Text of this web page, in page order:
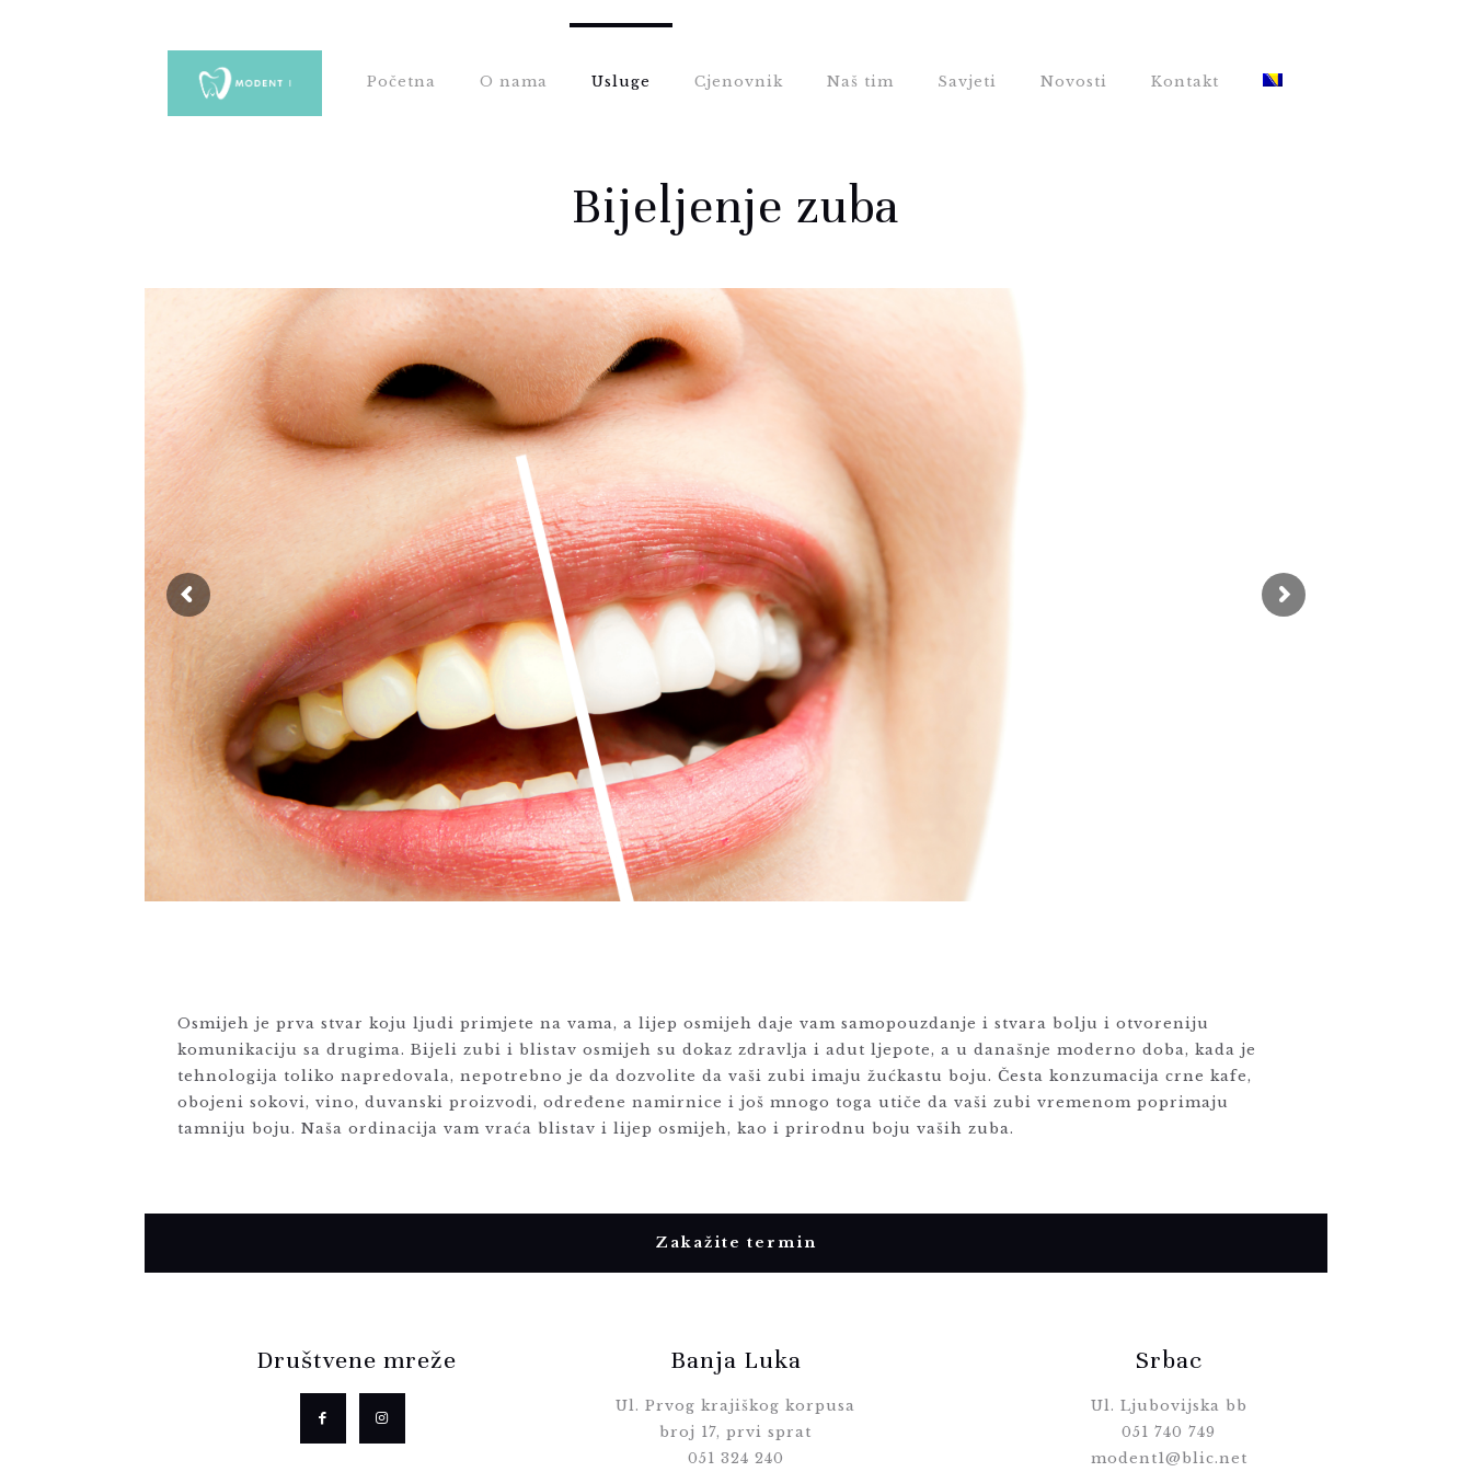
Početna O nama Usluge Cjenovnik Naš tim Savjeti Novosti Kontakt
Bijeljenje zuba
Osmijeh je prva stvar koju ljudi primjete na vama, a lijep osmijeh daje vam samopouzdanje i stvara bolju i otvoreniju
komunikaciju sa drugima. Bijeli zubi i blistav osmijeh su dokaz zdravlja i adut ljepote, a u današnje moderno doba, kada je
tehnologija toliko napredovala, nepotrebno je da dozvolite da vaši zubi imaju žućkastu boju. Česta konzumacija crne kafe,
obojeni sokovi, vino, duvanski proizvodi, određene namirnice i još mnogo toga utiče da vaši zubi vremenom poprimaju
tamniju boju. Naša ordinacija vam vraća blistav i lijep osmijeh, kao i prirodnu boju vaših zuba.
Zakažite termin
Društvene mreže Banja Luka
Ul. Prvog krajiškog korpusa
broj 17, prvi sprat
051 324 240
Srbac
Ul. Ljubovijska bb
051 740 749
modent1@blic.net